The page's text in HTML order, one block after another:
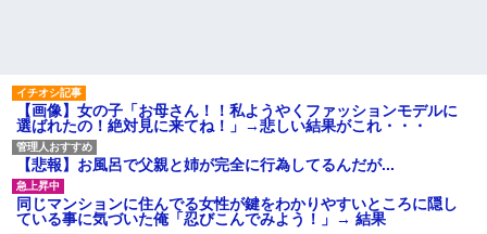
私「初めて飲む味だけどなん
のお茶？」彼「ちっ！」私「」
【GIF】JSのカンチョーワロ
タ
後続車にクラクションを鳴ら
され彼氏が逆切れ。「何クラク
ション鳴らしてんだ！降りてこ
いよ！」と怒鳴りだし...
みたよ
【画像】女の子「お母さん！！私ようやくファッションモデルに
選ばれたの！絶対見に来てね！」→悲しい結果がこれ・・・
【悲報】お風呂で父親と姉が完全に行為してるんだが...
同じマンションに住んでる女性が鍵をわかりやすいところに隠し
ている事に気づいた俺「忍びこんでみよう！」→ 結果